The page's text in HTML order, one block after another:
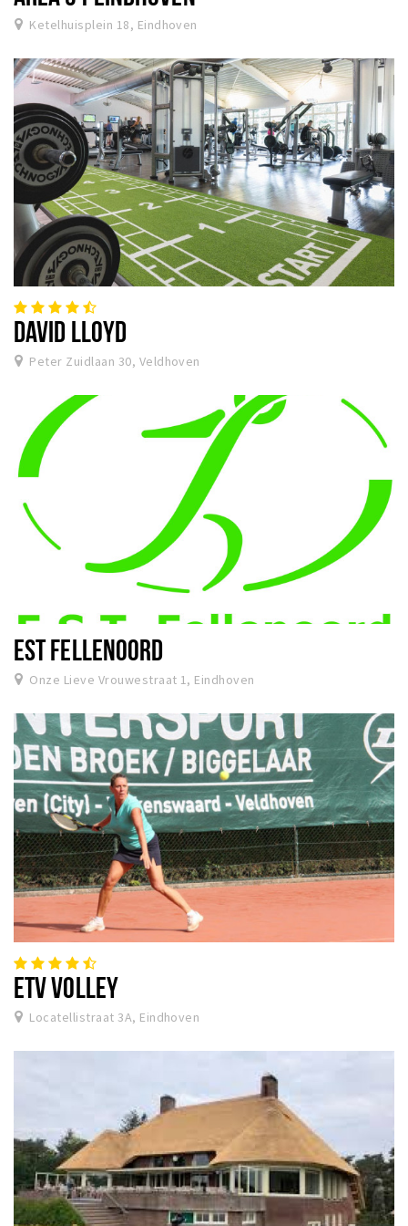
Ketelhuisplein 18, Eindhoven
DAVID LLOYD
Peter Zuidlaan 30, Veldhoven
EST FELLENOORD
Onze Lieve Vrouwestraat 1, Eindhoven
ETV VOLLEY
Locatellistraat 3A, Eindhoven